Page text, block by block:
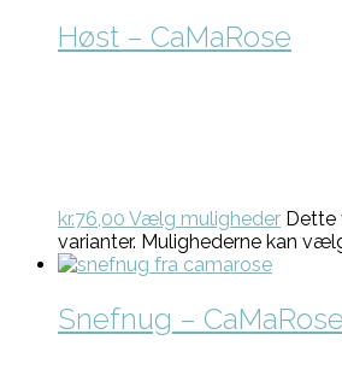
Høst – CaMaRose
kr.76,00 Vælg muligheder Dette
varianter. Mulighederne kan
Snefnug – CaMaRose